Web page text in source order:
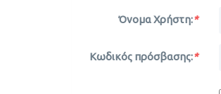
Όνομα Χρήστη:*
Κωδικός πρόσβασης:*